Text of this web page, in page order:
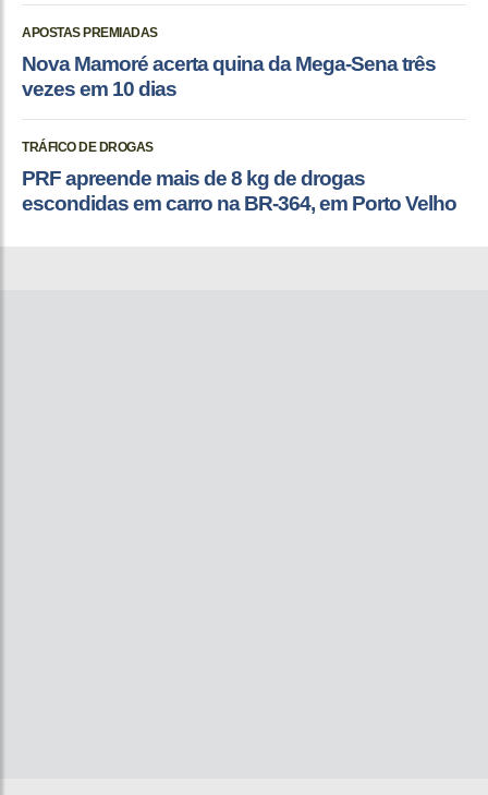
APOSTAS PREMIADAS
Nova Mamoré acerta quina da Mega-Sena três
vezes em 10 dias
TRÁFICO DE DROGAS
PRF apreende mais de 8 kg de drogas
escondidas em carro na BR-364, em Porto Velho